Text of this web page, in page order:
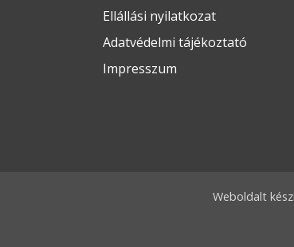
Ellállási nyilatkozat
Adatvédelmi tájékoztató
Impresszum
Weboldalt